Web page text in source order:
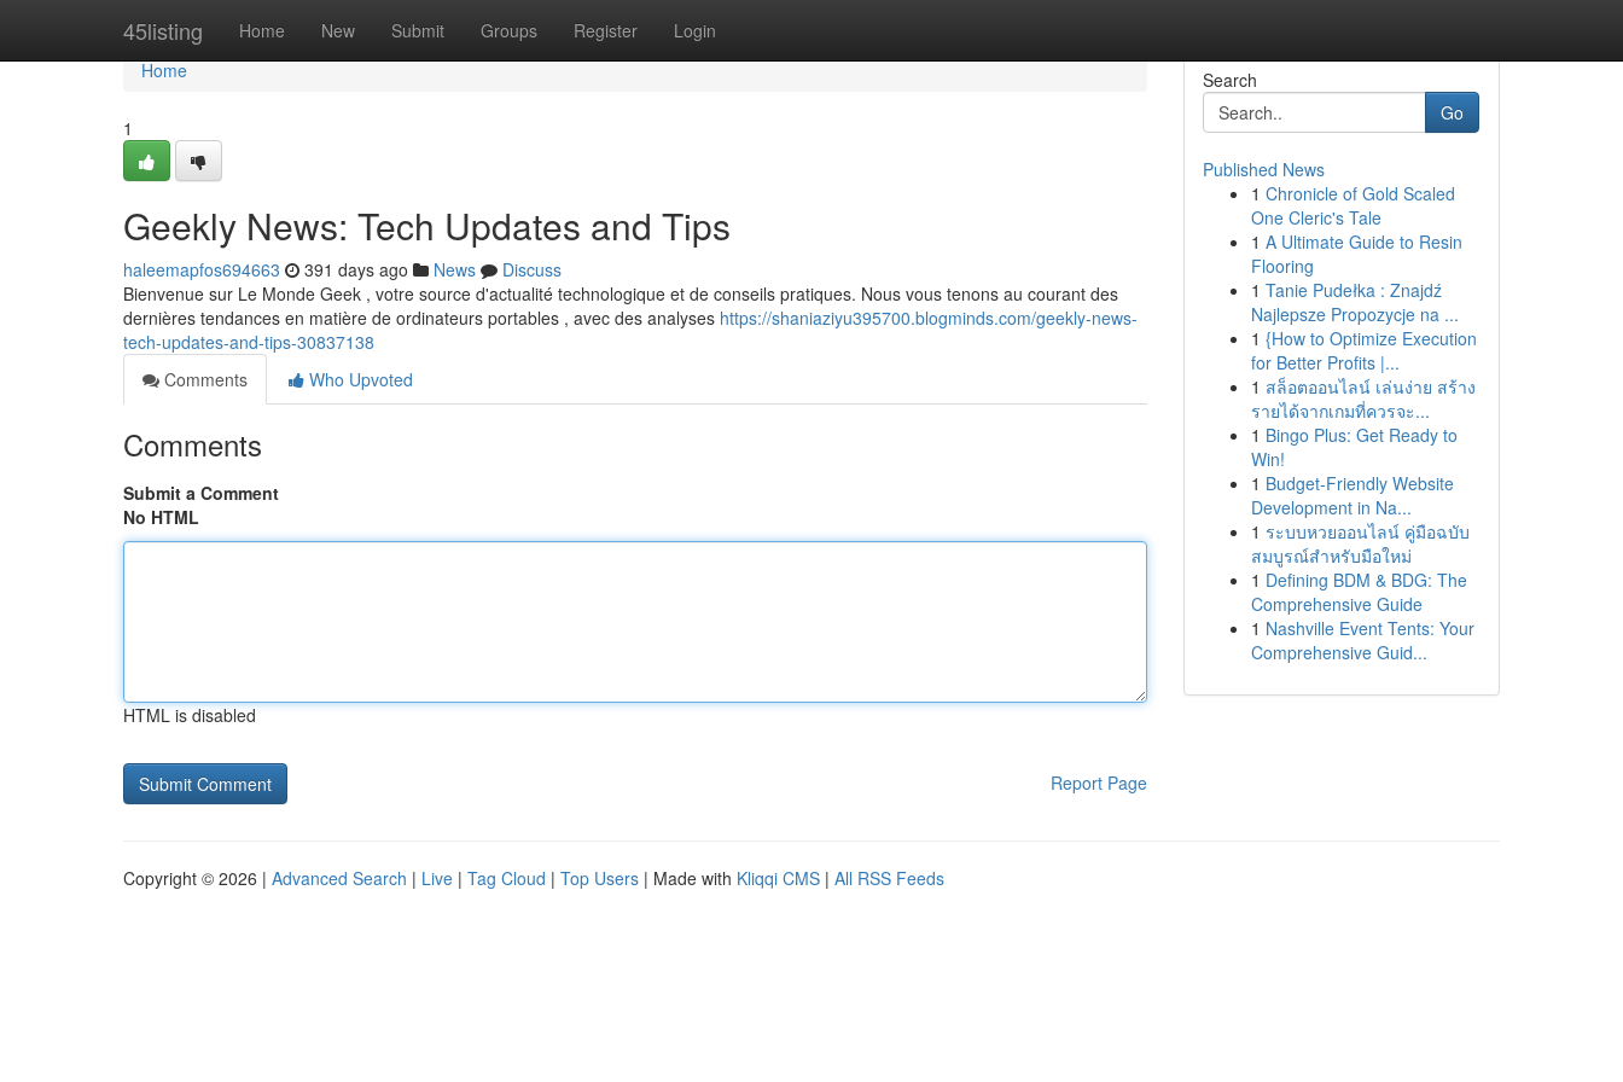
45listing Home New Submit Groups Register Login
Home
Home
1
Geekly News: Tech Updates and Tips
haleemapfos694663 391 days ago News
Discuss
Bienvenue sur Le Monde Geek , votre source d'actualité technologique et de conseils pratiques. Nous vous tenons au courant des
dernières tendances en matière de ordinateurs portables , avec des analyses https://shaniaziyu395700.blogminds.com/geekly-news-
tech-updates-and-tips-30837138
Comments
Who Upvoted
Comments
Submit a Comment
No HTML
HTML is disabled
Report Page
Search
Go
Published News
1 Chronicle of Gold Scaled
One Cleric's Tale
1 A Ultimate Guide to Resin
Flooring
1 Tanie Pudełka : Znajdź
Najlepsze Propozycje na ...
1 {How to Optimize Execution
for Better Profits |...
1 สล็อตออนไลน์ เล่นง่าย สร้าง
รายได้จากเกมที่ควรจะ...
1 Bingo Plus: Get Ready to
Win!
1 Budget-Friendly Website
Development in Na...
1 ระบบหวยออนไลน์ คู่มือฉบับ
สมบูรณ์สำหรับมือใหม่
1 Defining BDM & BDG: The
Comprehensive Guide
1 Nashville Event Tents: Your
Comprehensive Guid...
Copyright © 2026 | Advanced Search | Live | Tag Cloud | Top Users | Made with Kliqqi CMS | All RSS Feeds